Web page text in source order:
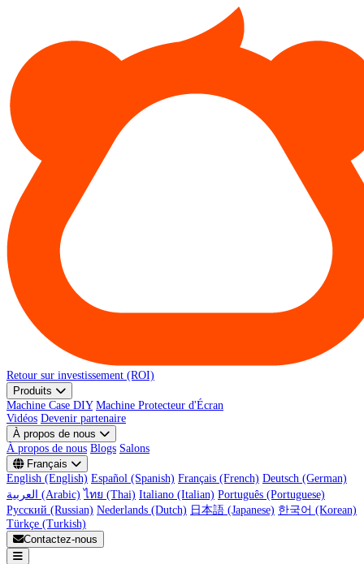
Retour sur investissement (ROI)
Produits
Machine Case DIY Machine Protecteur d'Écran
Vidéos Devenir partenaire
À propos de nous
À propos de nous Blogs Salons
Français
English (English) Español (Spanish) Français (French) Deutsch (German)
العربية (Arabic) ไทย (Thai) Italiano (Italian) Português (Portuguese)
Русский (Russian) Nederlands (Dutch) 日本語 (Japanese) 한국어 (Korean)
Türkçe (Turkish)
Contactez-nous